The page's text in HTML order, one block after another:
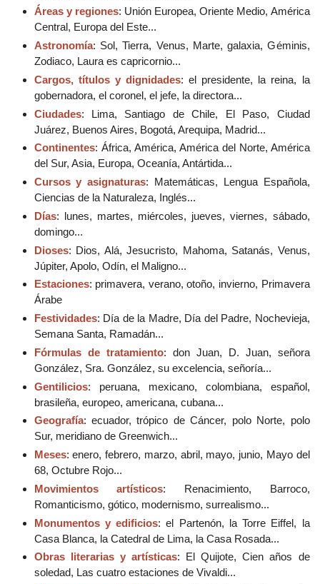
Áreas y regiones: Unión Europea, Oriente Medio, América
Central, Europa del Este...
Astronomía: Sol, Tierra, Venus, Marte, galaxia, Géminis,
Zodiaco, Laura es capricornio...
Cargos, títulos y dignidades: el presidente, la reina, la
gobernadora, el coronel, el jefe, la directora...
Ciudades: Lima, Santiago de Chile, El Paso, Ciudad
Juárez, Buenos Aires, Bogotá, Arequipa, Madrid...
Continentes: África, América, América del Norte, América
del Sur, Asia, Europa, Oceanía, Antártida...
Cursos y asignaturas: Matemáticas, Lengua Española,
Ciencias de la Naturaleza, Inglés...
Días: lunes, martes, miércoles, jueves, viernes, sábado,
domingo...
Dioses: Dios, Alá, Jesucristo, Mahoma, Satanás, Venus,
Júpiter, Apolo, Odín, el Maligno...
Estaciones: primavera, verano, otoño, invierno, Primavera
Árabe
Festividades: Día de la Madre, Día del Padre, Nochevieja,
Semana Santa, Ramadán...
Fórmulas de tratamiento: don Juan, D. Juan, señora
González, Sra. González, su excelencia, señoría...
Gentilicios: peruana, mexicano, colombiana, español,
brasileña, europeo, americana, cubana...
Geografía: ecuador, trópico de Cáncer, polo Norte, polo
Sur, meridiano de Greenwich...
Meses: enero, febrero, marzo, abril, mayo, junio, Mayo del
68, Octubre Rojo...
Movimientos artísticos: Renacimiento, Barroco,
Romanticismo, gótico, modernismo, surrealismo...
Monumentos y edificios: el Partenón, la Torre Eiffel, la
Casa Blanca, la Catedral de Lima, la Casa Rosada...
Obras literarias y artísticas: El Quijote, Cien años de
soledad, Las cuatro estaciones de Vivaldi...